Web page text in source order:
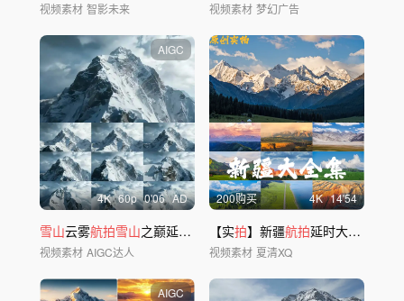
视频素材 智影未来 视频素材 梦幻广告
AIGC
4K 60p 0'06 AD
雪山云雾航拍雪山之巅延时摄影
视频素材 AIGC达人
200购买 4K 14'54
【实拍】新疆航拍延时大全集，新疆
视频素材 夏清XQ
AIGC